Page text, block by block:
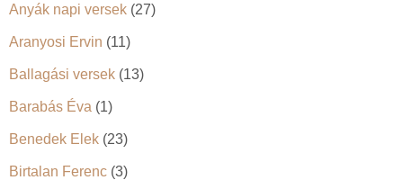
Anyák napi versek (27)
Aranyosi Ervin (11)
Ballagási versek (13)
Barabás Éva (1)
Benedek Elek (23)
Birtalan Ferenc (3)